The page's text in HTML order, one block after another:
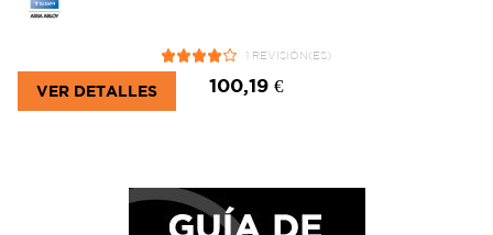
1 REVISIÓN(ES)
100,19 €
VER DETALLES